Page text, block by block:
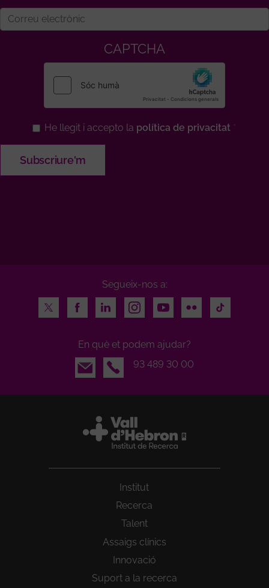
CAPTCHA
He llegit i accepto la política de privacitat
Segueix-nos a:
Twitter
FacebookLinkedInInstagramYoutubeFlickr TikTok
En què et podem ajudar?
Email
93 489 30 00
Institut
Recerca
Talent
Assaigs clínics
Innovació
Suport a la recerca